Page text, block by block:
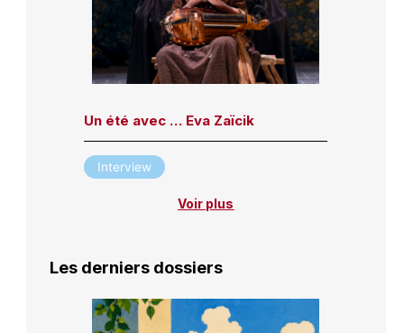
Un été avec … Eva Zaïcik
Interview
Voir plus
Les derniers dossiers